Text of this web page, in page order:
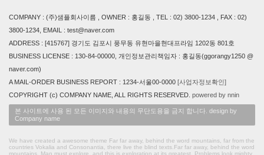
COMPANY : (주)샘플회사이름 , OWNER : 홍길동 , TEL : 02) 3800-1234 , FAX : 02)
3800-1234, EMAIL : test@naver.com
ADDRESS : [415767] 경기도 김포시 풍무동 유현마을현대프라임 1202동 801호
BUSINESS LICENSE : 130-84-00000, 개인정보관리책임자 : 홍길동(ggorangy1250 @
naver.com)
A MAIL-ORDER BUSINESS REPORT : 1234-서울00-0000 [사업자정보확인]
COPYRIGHT (c) COMPANY NAME, ALL RIGHTS RESERVED. powered by nnin
본 사이트에 사용 된 모든 이미지와 내용의 무단도용을 금지 합니다. design by
Company name
We have created a awesome theme Far far away, behind the word mountains, far from the
countries Vokalia and Consonantia, there live the blind texts.Far far away, behind the word
mountains, Man must explore, and this is exploration at its greatest. Problems look mighty